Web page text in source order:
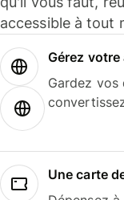
accessible à tout
Gérez votre
Gardez vos
Une carte